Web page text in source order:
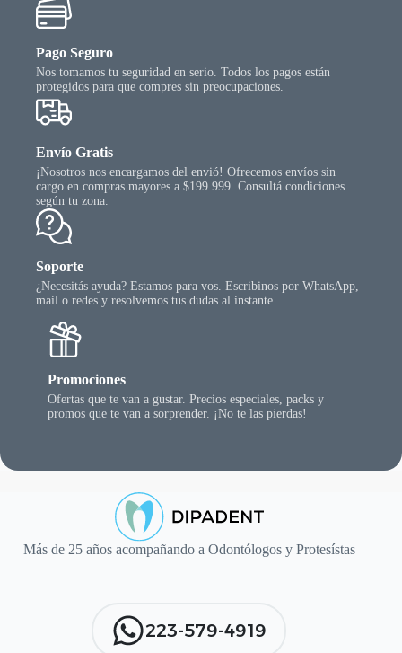
Pago Seguro
Nos tomamos tu seguridad en serio. Todos los pagos están
protegidos para que compres sin preocupaciones.
Envío Gratis
¡Nosotros nos encargamos del envió! Ofrecemos envíos sin
cargo en compras mayores a $199.999. Consultá condiciones
según tu zona.
Soporte
¿Necesitás ayuda? Estamos para vos. Escribinos por WhatsApp,
mail o redes y resolvemos tus dudas al instante.
Promociones
Ofertas que te van a gustar. Precios especiales, packs y
promos que te van a sorprender. ¡No te las pierdas!
Más de 25 años acompañando a Odontólogos y Protesístas
223-579-4919